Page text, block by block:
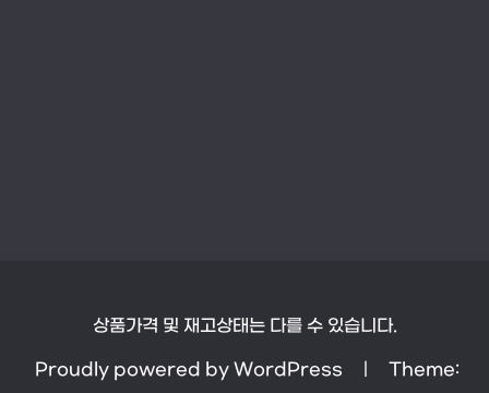
상품가격 및 재고상태는 다를 수 있습니다.
Proudly powered by WordPress Theme: